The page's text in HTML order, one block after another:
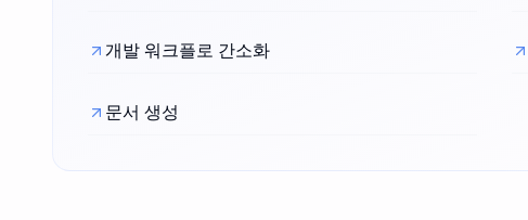
개발 워크플로 간소화
문서 생성